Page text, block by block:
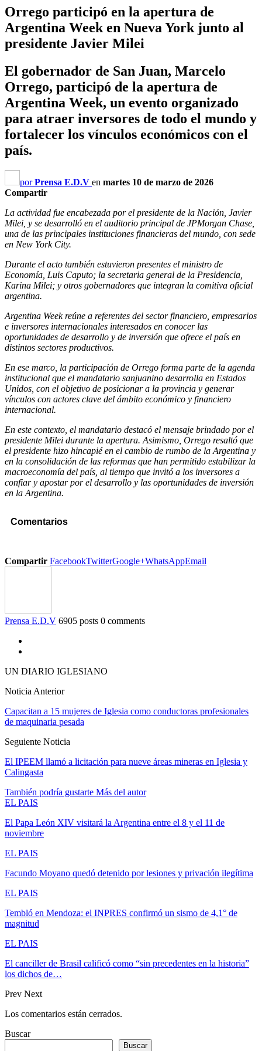
Orrego participó en la apertura de
Argentina Week en Nueva York junto al
presidente Javier Milei
El gobernador de San Juan, Marcelo
Orrego, participó de la apertura de
Argentina Week, un evento organizado
para atraer inversores de todo el mundo y
fortalecer los vínculos económicos con el
país.
porPrensa E.D.V en martes 10 de marzo de 2026
Compartir
La actividad fue encabezada por el presidente de la Nación, Javier
Milei, y se desarrolló en el auditorio principal de JPMorgan Chase,
una de las principales instituciones financieras del mundo, con sede
en New York City.
Durante el acto también estuvieron presentes el ministro de
Economía, Luis Caputo; la secretaria general de la Presidencia,
Karina Milei; y otros gobernadores que integran la comitiva oficial
argentina.
Argentina Week reúne a referentes del sector financiero, empresarios
e inversores internacionales interesados en conocer las
oportunidades de desarrollo y de inversión que ofrece el país en
distintos sectores productivos.
En ese marco, la participación de Orrego forma parte de la agenda
institucional que el mandatario sanjuanino desarrolla en Estados
Unidos, con el objetivo de posicionar a la provincia y generar
vínculos con actores clave del ámbito económico y financiero
internacional.
En este contexto, el mandatario destacó el mensaje brindado por el
presidente Milei durante la apertura. Asimismo, Orrego resaltó que
el presidente hizo hincapié en el cambio de rumbo de la Argentina y
en la consolidación de las reformas que han permitido estabilizar la
macroeconomía del país, al tiempo que invitó a los inversores a
confiar y apostar por el desarrollo y las oportunidades de inversión
en la Argentina.
Comentarios
Compartir FacebookTwitterGoogle+WhatsAppEmail
Prensa E.D.V 6905 posts 0 comments
UN DIARIO IGLESIANO
Noticia Anterior
Capacitan a 15 mujeres de Iglesia como conductoras profesionales
de maquinaria pesada
Seguiente Noticia
El IPEEM llamó a licitación para nueve áreas mineras en Iglesia y
Calingasta
También podría gustarte Más del autor
EL PAIS
El Papa León XIV visitará la Argentina entre el 8 y el 11 de
noviembre
EL PAIS
Facundo Moyano quedó detenido por lesiones y privación ilegítima
EL PAIS
Tembló en Mendoza: el INPRES confirmó un sismo de 4,1° de
magnitud
EL PAIS
El canciller de Brasil calificó como “sin precedentes en la historia”
los dichos de…
Prev Next
Los comentarios están cerrados.
Buscar
Buscar